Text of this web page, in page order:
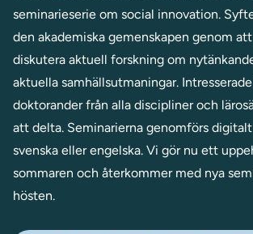
seminarieserie om social innovation.
den akademiska gemenskapen genom
diskutera aktuell forskning om
aktuella samhällsutmaningar.
doktorander från alla discipliner och
att delta. Seminarierna genomförs
svenska eller engelska. Vi gör nu ett
sommaren och återkommer med nya
hösten.